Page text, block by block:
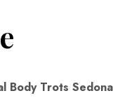
Body Trots